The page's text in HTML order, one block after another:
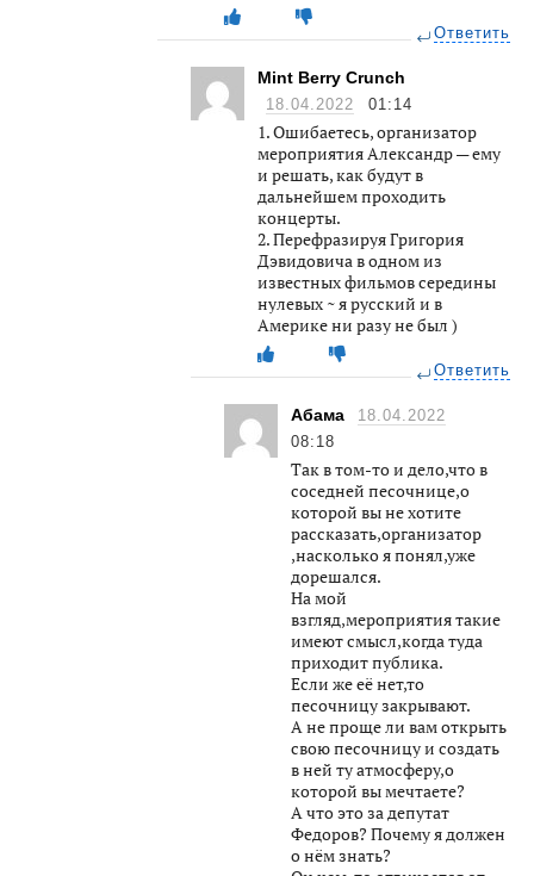
Ответить
Mint Berry Crunch
18.04.2022 01:14
1. Ошибаетесь, организатор
мероприятия Александр — ему
и решать, как будут в
дальнейшем проходить
концерты.
2. Перефразируя Григория
Дэвидовича в одном из
известных фильмов середины
нулевых ~ я русский и в
Америке ни разу не был )
Ответить
Абама
18.04.2022
08:18
Так в том-то и дело,что в
соседней песочнице,о
которой вы не хотите
рассказать,организатор
,насколько я понял,уже
дорешался.
На мой
взгляд,мероприятия такие
имеют смысл,когда туда
приходит публика.
Если же её нет,то
песочницу закрывают.
А не проще ли вам открыть
свою песочницу и создать
в ней ту атмосферу,о
которой вы мечтаете?
А что это за депутат
Федоров? Почему я должен
о нём знать?